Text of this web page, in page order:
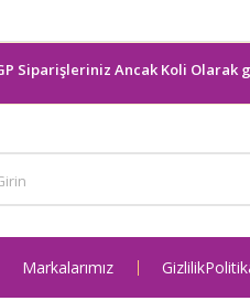
Ancak Koli Olarak
Markalarımız Gizlilik